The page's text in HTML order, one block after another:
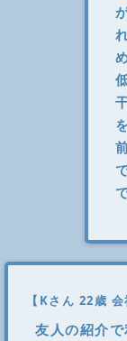
【Kさん 22歳 会
友人の紹介